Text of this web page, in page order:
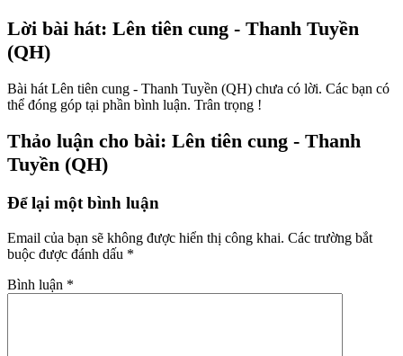
Lời bài hát: Lên tiên cung - Thanh Tuyền
(QH)
Bài hát Lên tiên cung - Thanh Tuyền (QH) chưa có lời. Các bạn có
thể đóng góp tại phần bình luận. Trân trọng !
Thảo luận cho bài: Lên tiên cung - Thanh
Tuyền (QH)
Để lại một bình luận
Email của bạn sẽ không được hiển thị công khai. Các trường bắt
buộc được đánh dấu *
Bình luận *